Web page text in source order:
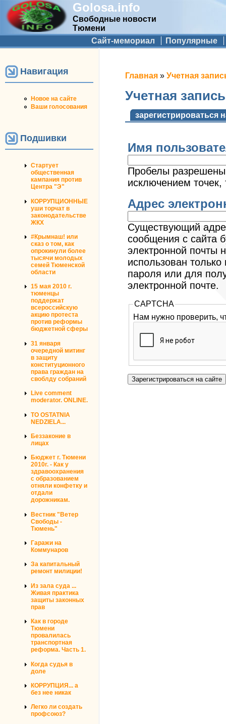
Golosa.info
Свободные новости
Тюмени
Дополнительное меню
Сайт-мемориал Популярные
Навигация
Новое на сайте
Ваши голосования
Подшивки
Стартует
общественная
кампания против
Центра "Э"
КОРРУПЦИОННЫЕ
уши торчат в
законодательстве
ЖКХ
#Крымнаш! или
сказ о том, как
опрокинули более
тысячи молодых
семей Тюменской
области
15 мая 2010 г.
тюменцы
поддержат
всероссийскую
акцию протеста
против реформы
бюджетной сферы
31 января
очередной митинг
в защиту
конституционного
права граждан на
своблду собраний
Live comment
moderator. ONLINE.
TO OSTATNIA
NEDZIELA...
Беззаконие в
лицах
Бюджет г. Тюмени
2010г. - Как у
здравоохранения
с образованием
отняли конфетку и
отдали
дорожникам.
Вестник "Ветер
Свободы -
Тюмень"
Гаражи на
Коммунаров
За капитальный
ремонт милиции!
Из зала суда ...
Живая практика
защиты законных
прав
Как в городе
Тюмени
провалилась
транспортная
реформа. Часть 1.
Когда судья в
доле
КОРРУПЦИЯ... а
без нее никак
Легко ли создать
профсоюз?
Вы здесь
Главная » Учетная
Учетная
Главные
зарегистрироваться
Имя
Пробелы
исключением точек,
Адрес
Существующий
сообщения с сайта
электронной почты
использован
пароля или для
электронной почте.
CAPTCHA
Нам нужно проверить,